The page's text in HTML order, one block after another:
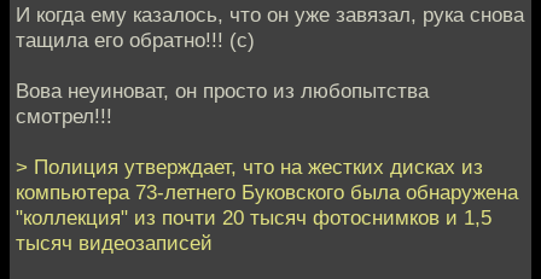
И когда ему казалось, что он уже завязал, рука снова
тащила его обратно!!! (с)
Вова неуиноват, он просто из любопытства
смотрел!!!
> Полиция утверждает, что на жестких дисках из
компьютера 73-летнего Буковского была обнаружена
"коллекция" из почти 20 тысяч фотоснимков и 1,5
тысяч видеозаписей